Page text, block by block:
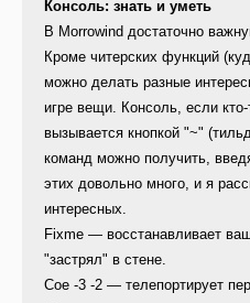
Консоль: знать и уметь
В Morrowind достаточно
Кроме читерских функций
можно делать разные
игре вещи. Консоль, если
вызывается кнопкой "~"
команд можно получить,
этих довольно много, и я
интересных.
Fixme — восстанавливает
"застрял" в стене.
Coe -3 -2 — телепортирует